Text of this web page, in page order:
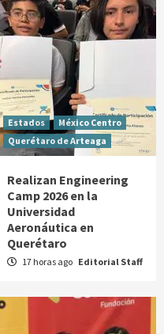
Estados
México Centro
Querétaro de Arteaga
Realizan Engineering
Camp 2026 en la
Universidad
Aeronáutica en
Querétaro
17 horas ago Editorial Staff